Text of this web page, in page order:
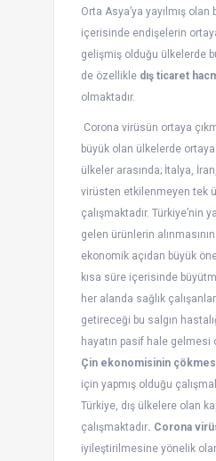
Orta Asya’ya yayılmış
içerisinde endişelerin
gelişmiş olduğu ülkelerde
de özellikle dış ticaret
olmaktadır.
Corona virüsün ortaya
büyük olan ülkelerde
ülkeler arasında; İtalya,
virüsten etkilenmeyen tek
çalışmaktadır. Türkiye’nin
gelen ürünlerin
ekonomik açıdan büyük
kısa süre içerisinde
her alanda sağlık
getireceği bu salgın
hayatın pasif hale gelmesi
Çin ekonomisinin
için yapmış olduğu
Türkiye, dış ülkelere olan
çalışmaktadır. Corona
iyileştirilmesine yönelik